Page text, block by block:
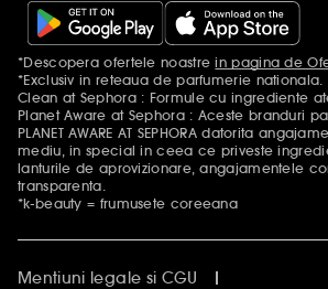
Mentiuni aditionale
*Descopera ofertele noastrein pagina de
*Exclusiv in reteaua de parfumerie nationala.
Clean at Sephora : Formule cu ingrediente
Planet Aware at Sephora : Aceste branduri
PLANET AWARE AT SEPHORA datorita
mediu, in special in ceea ce priveste
lanturile de aprovizionare, angajamentele
transparenta.
*k-beauty = frumusete coreeana
Mentiuni legale si CGU